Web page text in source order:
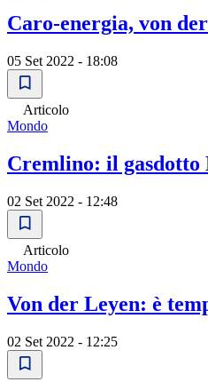
Caro-energia, von
05 Set 2022 - 18:08
Articolo
Mondo
Cremlino: il gasdotto
02 Set 2022 - 12:48
Articolo
Mondo
Von der Leyen: è
02 Set 2022 - 12:25